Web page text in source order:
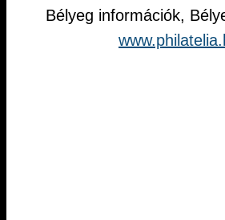
Bélyeg információk,